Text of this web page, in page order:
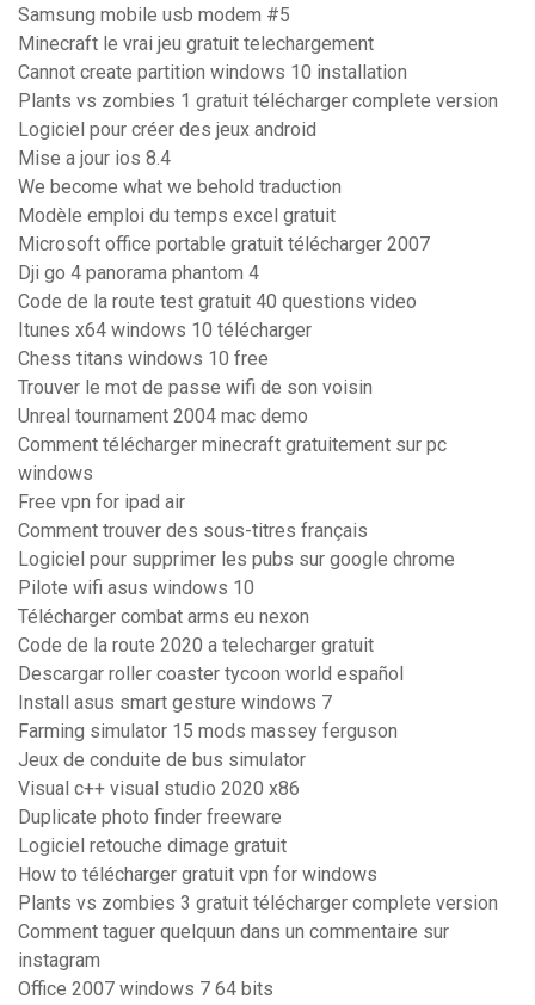
Samsung mobile usb modem #5
Minecraft le vrai jeu gratuit telechargement
Cannot create partition windows 10 installation
Plants vs zombies 1 gratuit télécharger complete version
Logiciel pour créer des jeux android
Mise a jour ios 8.4
We become what we behold traduction
Modèle emploi du temps excel gratuit
Microsoft office portable gratuit télécharger 2007
Dji go 4 panorama phantom 4
Code de la route test gratuit 40 questions video
Itunes x64 windows 10 télécharger
Chess titans windows 10 free
Trouver le mot de passe wifi de son voisin
Unreal tournament 2004 mac demo
Comment télécharger minecraft gratuitement sur pc
windows
Free vpn for ipad air
Comment trouver des sous-titres français
Logiciel pour supprimer les pubs sur google chrome
Pilote wifi asus windows 10
Télécharger combat arms eu nexon
Code de la route 2020 a telecharger gratuit
Descargar roller coaster tycoon world español
Install asus smart gesture windows 7
Farming simulator 15 mods massey ferguson
Jeux de conduite de bus simulator
Visual c++ visual studio 2020 x86
Duplicate photo finder freeware
Logiciel retouche dimage gratuit
How to télécharger gratuit vpn for windows
Plants vs zombies 3 gratuit télécharger complete version
Comment taguer quelquun dans un commentaire sur
instagram
Office 2007 windows 7 64 bits